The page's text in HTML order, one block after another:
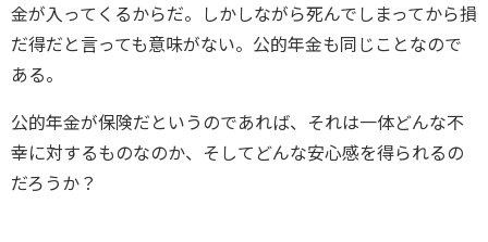
金が入ってくるからだ。しかしながら死んでしまってから損
だ得だと言っても意味がない。公的年金も同じことなので
ある。
公的年金が保険だというのであれば、それは一体どんな不
幸に対するものなのか、そしてどんな安心感を得られるの
だろうか？